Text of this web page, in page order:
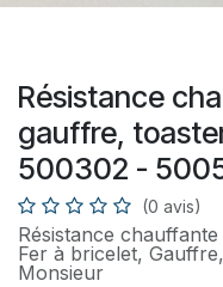
Résistance
gauffre,
500302 -
(0 avis)
Résistance
Fer à bricelet,
Monsieur